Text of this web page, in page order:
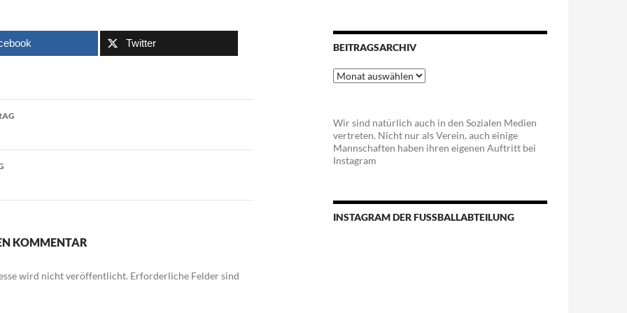
Twitter
KOMMENTAR
wird nicht veröffentlicht. Erforderliche Felder sind
BEITRAGSARCHIV
Beitragsarchiv
Wir sind natürlich auch in den Sozialen Medien
vertreten. Nicht nur als Verein, auch einige
Mannschaften haben ihren eigenen Auftritt bei
Instagram
INSTAGRAM DER FUSSBALLABTEILUNG